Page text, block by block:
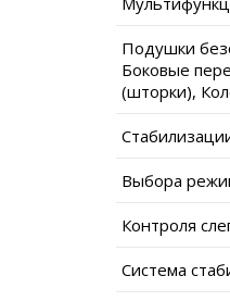
Подушки
Боковые
(шторки),
Выбора
Контроля
Система